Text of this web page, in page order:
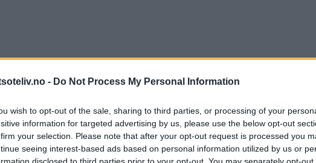
- Do Not Process My Personal Information
wish to opt-out of the sale, sharing to third parties, or processing of your
information for targeted advertising by us, please use the below opt-out
your selection. Please note that after your opt-out request is processed you
seeing interest-based ads based on personal information utilized by us or
disclosed to third parties prior to your opt-out. You may separately opt-out